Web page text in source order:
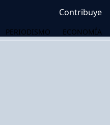
Contribuye
PERIODISMO ECONOMÍA